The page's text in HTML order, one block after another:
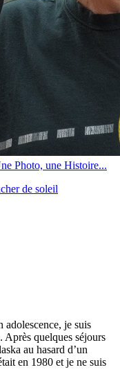
Photo, une Histoire...
de soleil
adolescence, je suis
Après quelques séjours
au hasard d’un
en 1980 et je ne suis